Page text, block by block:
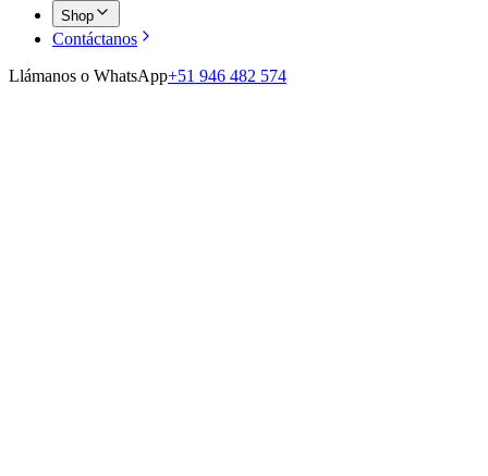
Shop
Contáctanos
Llámanos o WhatsApp+51 946 482 574